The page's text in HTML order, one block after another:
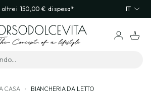
oltre i 150,00 € di spesa* IT
CASA BIANCHERIA DA LETTO